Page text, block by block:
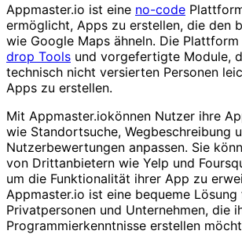
Appmaster.io ist eine no-code
ermöglicht, Apps zu erstellen, die den
wie Google Maps ähneln. Die
drop Tools und vorgefertigte Module,
technisch nicht versierten Personen
Apps zu erstellen.
Mit Appmaster.iokönnen Nutzer ihre
wie Standortsuche, Wegbeschreibung
Nutzerbewertungen anpassen. Sie
von Drittanbietern wie Yelp und
um die Funktionalität ihrer App zu
Appmaster.io ist eine bequeme Lösung
Privatpersonen und Unternehmen, die
Programmierkenntnisse erstellen